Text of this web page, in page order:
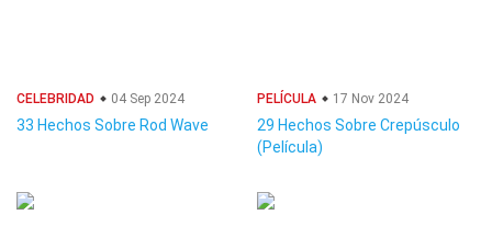
CELEBRIDAD 04 Sep 2024
33 Hechos Sobre Rod Wave
PELÍCULA 17 Nov 2024
29 Hechos Sobre Crepúsculo
(Película)